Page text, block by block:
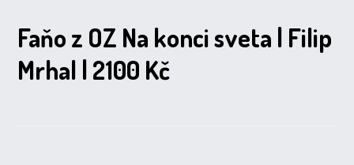
Faňo z OZ Na konci sveta | Filip
Mrhal | 2100 Kč